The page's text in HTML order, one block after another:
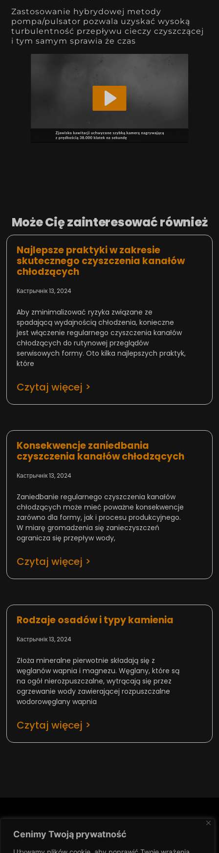
Cenimy Twoją prywatność
Zastosowanie hybrydowej metody
pompa/pulsator pozwala uzyskać wysoką
turbulentność przepływu cieczy czyszczącej
i tym samym sprawia że czas
Może Cię zainteresować również
Najlepsze praktyki w zakresie
skutecznego czyszczenia kanałów
chłodzących
Кастрычнік 13, 2024
Aby zminimalizować ryzyka związane ze
spadającą wydajnością chłodzenia, konieczne
jest włączenie regularnego czyszczenia kanałów
chłodzących do rutynowej przeglądów
serwisowych formy. Oto kilka najlepszych praktyk,
które
Czytaj więcej >
Konsekwencje zaniedbania
czyszczenia kanałów chłodzących
Кастрычнік 13, 2024
Zaniedbanie regularnego czyszczenia kanałów
chłodzących może mieć poważne konsekwencje
zarówno dla formy, jak i procesu produkcyjnego.
W miarę gromadzenia się zanieczyszczeń
ogranicza się przepływ wody,
Czytaj więcej >
Rodzaje osadów i typy kamienia
Кастрычнік 13, 2024
Złoża mineralne pierwotnie składają się z
węglanów wapnia i magnezu. Węglany, które są
na ogół nierozpuszczalne, wytrącają się przez
ogrzewanie wody zawierającej rozpuszczalne
wodorowęglany wapnia
Czytaj więcej >
CoolingCare Sp. z
NA SKRÓTY
Bądź na bieżąco z